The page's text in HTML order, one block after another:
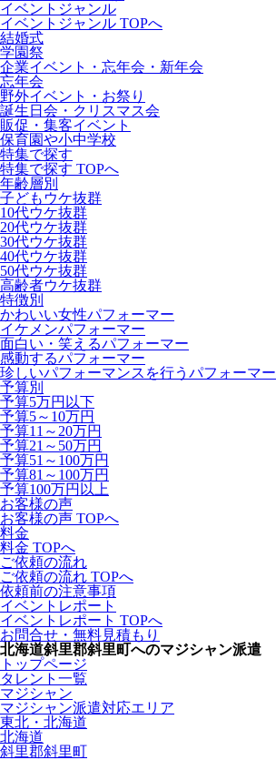
イベントジャンル
イベントジャンル TOPへ
結婚式
学園祭
企業イベント・忘年会・新年会
忘年会
野外イベント・お祭り
誕生日会・クリスマス会
販促・集客イベント
保育園や小中学校
特集で探す
特集で探す TOPへ
年齢層別
子どもウケ抜群
10代ウケ抜群
20代ウケ抜群
30代ウケ抜群
40代ウケ抜群
50代ウケ抜群
高齢者ウケ抜群
特徴別
かわいい女性パフォーマー
イケメンパフォーマー
面白い・笑えるパフォーマー
感動するパフォーマー
珍しいパフォーマンスを行うパフォーマー
予算別
予算5万円以下
予算5～10万円
予算11～20万円
予算21～50万円
予算51～100万円
予算81～100万円
予算100万円以上
お客様の声
お客様の声 TOPへ
料金
料金 TOPへ
ご依頼の流れ
ご依頼の流れ TOPへ
依頼前の注意事項
イベントレポート
イベントレポート TOPへ
お問合せ・無料見積もり
北海道斜里郡斜里町へのマジシャン派遣
トップページ
タレント一覧
マジシャン
マジシャン派遣対応エリア
東北・北海道
北海道
斜里郡斜里町